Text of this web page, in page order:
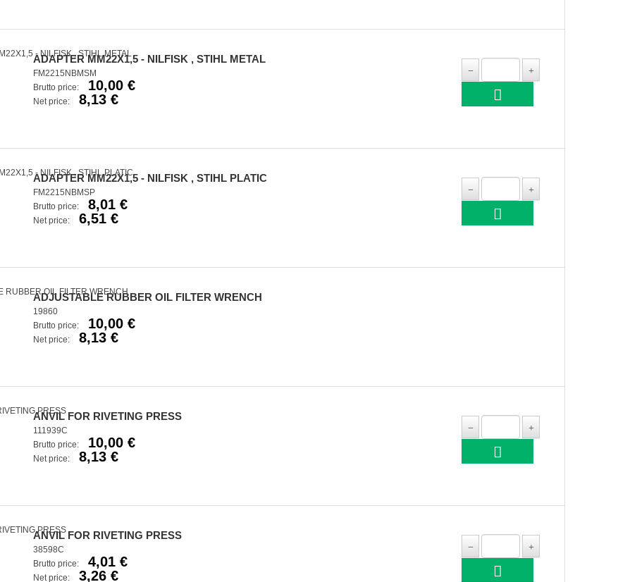
ADAPTER MM22X1,5 - NILFISK , STIHL METAL
FM2215NBMSM
Brutto price:
10,00 €
Net price: 8,13 €
ADAPTER MM22X1,5 - NILFISK , STIHL PLATIC
FM2215NBMSP
Brutto price:
8,01 €
Net price: 6,51 €
ADJUSTABLE RUBBER OIL FILTER WRENCH
19860
Brutto price:
10,00 €
Net price: 8,13 €
ANVIL FOR RIVETING PRESS
111939C
Brutto price:
10,00 €
Net price: 8,13 €
ANVIL FOR RIVETING PRESS
38598C
Brutto price:
4,01 €
Net price: 3,26 €